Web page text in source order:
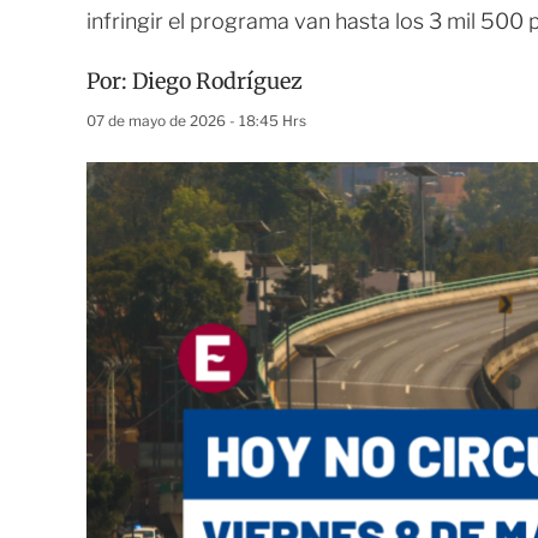
infringir el programa van hasta los 3 mil 500
Por: Diego Rodríguez
07 de mayo de 2026 - 18:45 Hrs